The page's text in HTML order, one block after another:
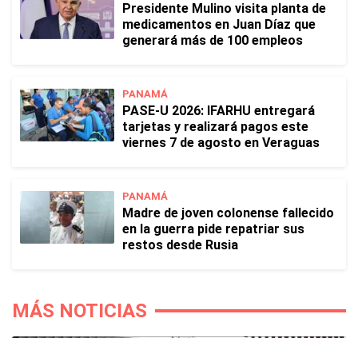
Presidente Mulino visita planta de
medicamentos en Juan Díaz que
generará más de 100 empleos
PANAMÁ
PASE-U 2026: IFARHU entregará
tarjetas y realizará pagos este
viernes 7 de agosto en Veraguas
PANAMÁ
Madre de joven colonense fallecido
en la guerra pide repatriar sus
restos desde Rusia
MÁS NOTICIAS